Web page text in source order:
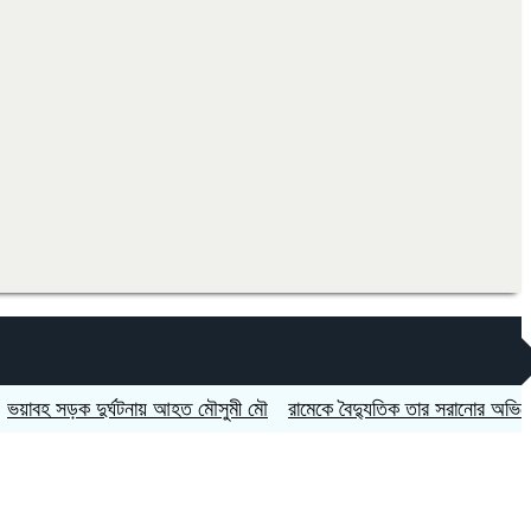
সড়ক দুর্ঘটনায় আহত মৌসুমী মৌ রামেকে বৈদ্যুতিক তার সরানোর অভিযোগ,